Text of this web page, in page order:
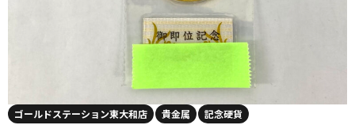
ゴールドステーション東大和店 貴金属 記念硬貨